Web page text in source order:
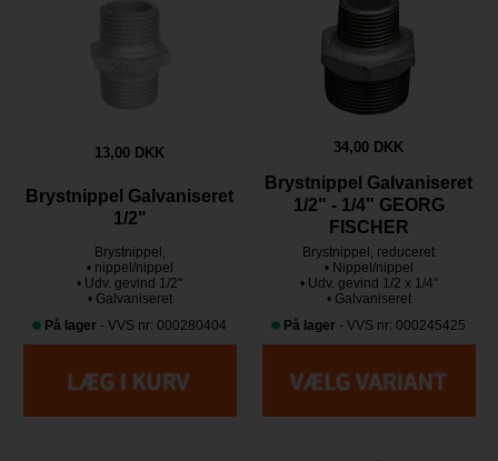
13,00 DKK
Brystnippel Galvaniseret
1/2"
Brystnippel,
• nippel/nippel
• Udv. gevind 1/2"
• Galvaniseret
På lager - VVS nr: 000280404
34,00 DKK
Brystnippel Galvaniseret
1/2" - 1/4" GEORG
FISCHER
Brystnippel, reduceret
• Nippel/nippel
• Udv. gevind 1/2 x 1/4"
• Galvaniseret
På lager - VVS nr: 000245425